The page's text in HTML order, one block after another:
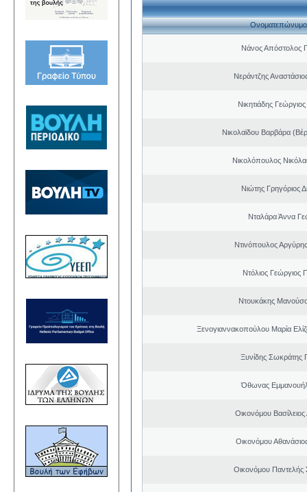
Ονοματεπώνυμο
Νάνος Απόστολος
Νεράντζης
Νικητιάδης
Νικολαϊδου Βαρβάρα
Νικολόπουλος
Νιώτης Γρηγόριος
Νταλάρα Άννα
Ντινόπουλος
Ντόλιος Γεώργιος
Ντουκάκης
Ξενογιαννακοπούλου Μαρία
Ξυνίδης Σωκράτης
Όθωνας
Οικονόμου
Οικονόμου
Οικονόμου Παντελής